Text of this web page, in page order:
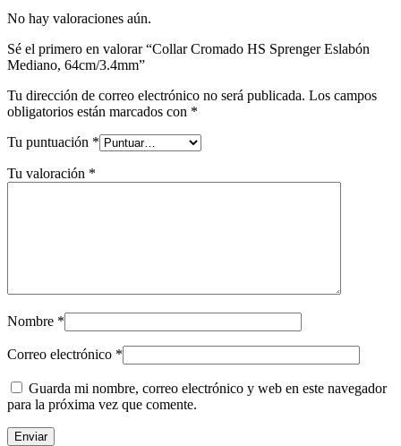
No hay valoraciones aún.
Sé el primero en valorar “Collar Cromado HS Sprenger Eslabón
Mediano, 64cm/3.4mm”
Tu dirección de correo electrónico no será publicada. Los campos
obligatorios están marcados con *
Tu puntuación *
Tu valoración *
Nombre *
Correo electrónico *
Guarda mi nombre, correo electrónico y web en este navegador
para la próxima vez que comente.